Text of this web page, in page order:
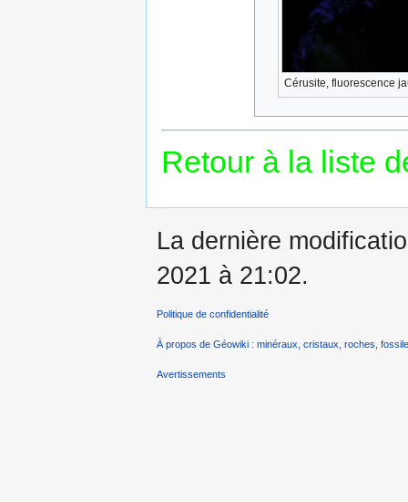
Cérusite, fluorescence
Retour à la liste
La dernière
2021 à 21:02.
Politique de confidentialité
À propos de Géowiki : minéraux, cristaux, roches,
Avertissements